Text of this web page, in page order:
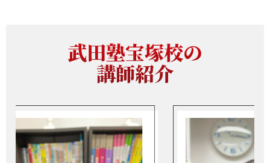
武田塾宝塚校の
講師紹介